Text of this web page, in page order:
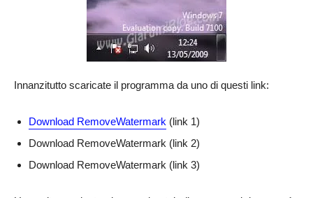
Innanzitutto scaricate il programma da uno di questi link:
Download RemoveWatermark (link 1)
Download RemoveWatermark (link 2)
Download RemoveWatermark (link 3)